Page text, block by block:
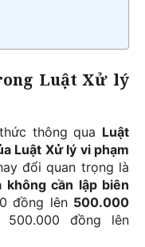
Luật Xử lý
thông qua Luật
Luật Xử lý vi phạm
đổi quan trọng là
cần lập biên
đồng lên 500.000
đồng lên